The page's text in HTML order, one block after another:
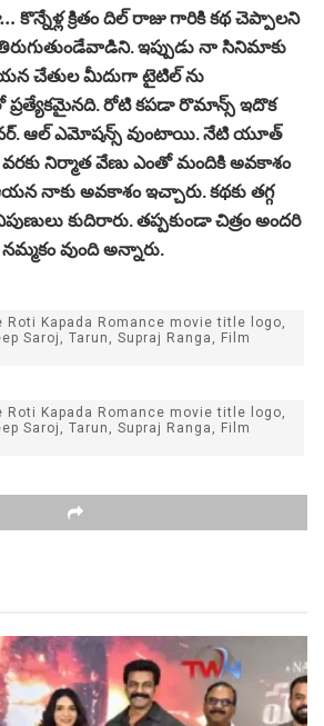
కొన్నేళ్ల క్రితం దిల్ రాజు గారికి కథ చెప్పాలని
ఇప్పుడు నా సినిమాకు
చేతుల మీదుగా టైటిల్ ను
ప్రత్యేకమైనది. రోటి కపడా రొమాన్స్ ఇదొక
ఆల్ ఎమోషన్స్ వుంటాయి. నేటి యూత్
వరకు నిర్మాత వేణు ఎంతో మందికి అవకాశం
నాకు అవకాశం ఇచ్చారు. కథకు తగ్గ
కుదిరారు. తప్పకుండా చిత్రం అందరి
వుంది అన్నారు.
Roti Kapada Romance movie title logo,
Saroj, Tarun, Supraj Ranga, Film
Roti Kapada Romance movie title logo,
Saroj, Tarun, Supraj Ranga, Film